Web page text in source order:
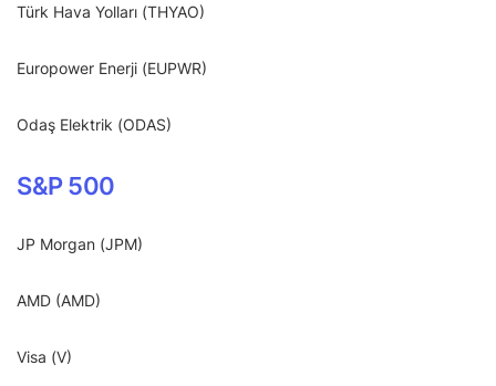
Türk Hava Yolları (THYAO)
Europower Enerji (EUPWR)
Odaş Elektrik (ODAS)
S&P 500
JP Morgan (JPM)
AMD (AMD)
Visa (V)